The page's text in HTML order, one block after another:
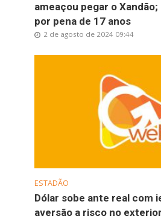
ameaçou pegar o
por pena de 17 anos
2 de agosto de 2024 09:44
ESTADÃO
Dólar sobe ante real com
aversão a risco no